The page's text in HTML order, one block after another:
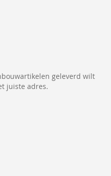
geleverd wilt
juiste adres.